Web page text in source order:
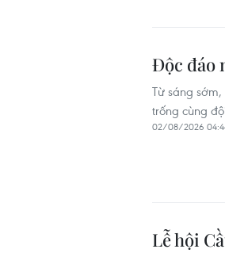
Độc đáo
Từ sáng
trống cùng
02/08/2026
Lễ hội